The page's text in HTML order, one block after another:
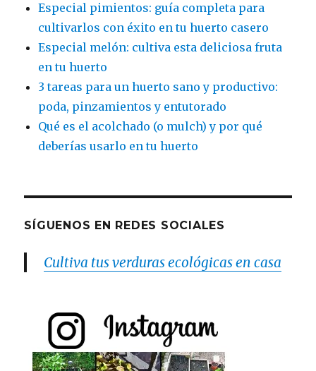
Especial pimientos: guía completa para
cultivarlos con éxito en tu huerto casero
Especial melón: cultiva esta deliciosa fruta
en tu huerto
3 tareas para un huerto sano y productivo:
poda, pinzamientos y entutorado
Qué es el acolchado (o mulch) y por qué
deberías usarlo en tu huerto
SÍGUENOS EN REDES SOCIALES
Cultiva tus verduras ecológicas en casa